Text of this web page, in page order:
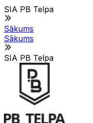
SIA PB Telpa
Sākums
Sākums
SIA PB Telpa